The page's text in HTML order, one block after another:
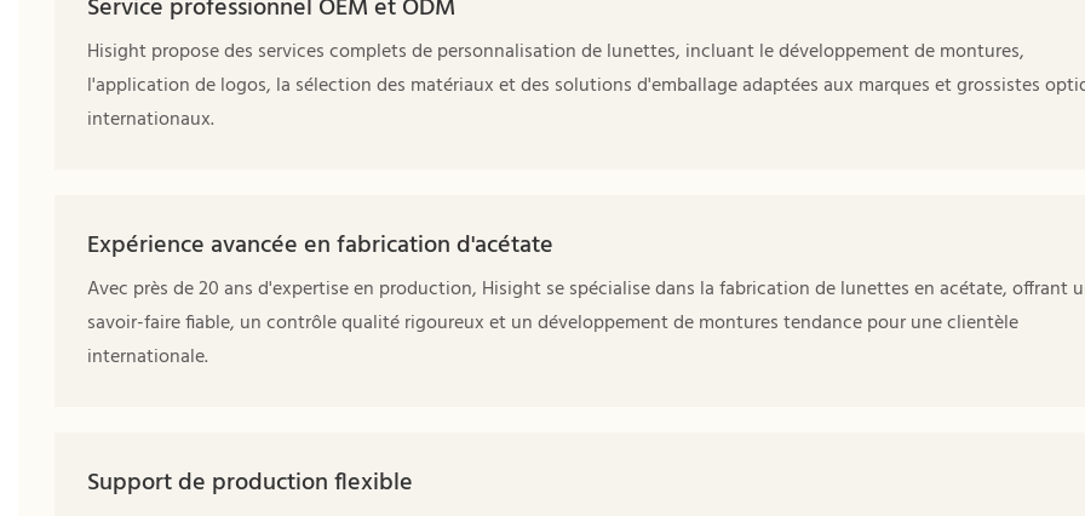
Service professionnel OEM et ODM
Hisight propose des services complets de personnalisation de lunettes, incluant le développement de montures,
l'application de logos, la sélection des matériaux et des solutions d'emballage adaptées aux marques et grossistes
internationaux.
Expérience avancée en fabrication d'acétate
Avec près de 20 ans d'expertise en production, Hisight se spécialise dans la fabrication de lunettes en acétate, offrant
savoir-faire fiable, un contrôle qualité rigoureux et un développement de montures tendance pour une clientèle
internationale.
Support de production flexible